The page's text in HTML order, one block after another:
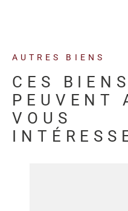
AUTRES BIENS
CES BIENS
PEUVENT
VOUS